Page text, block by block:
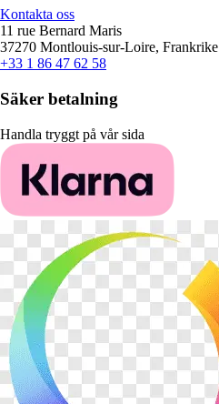
Kontakta oss
11 rue Bernard Maris
37270 Montlouis-sur-Loire, Frankrike
+33 1 86 47 62 58
Säker betalning
Handla tryggt på vår sida